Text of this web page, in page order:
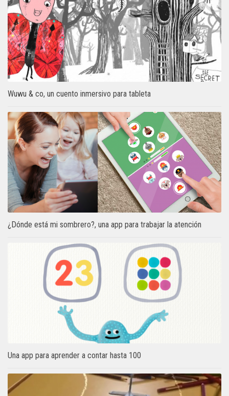
Wuwu & co, un cuento inmersivo para tableta
¿Dónde está mi sombrero?, una app para trabajar la atención
Una app para aprender a contar hasta 100